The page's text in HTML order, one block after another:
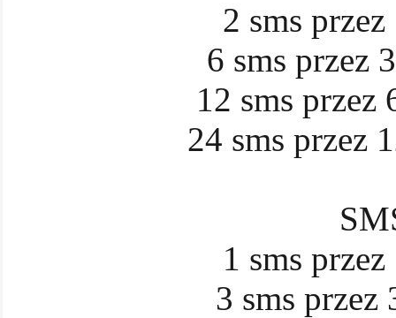
2 sms
6 sms przez
12 sms przez
24 sms przez
1 sms
3 sms przez